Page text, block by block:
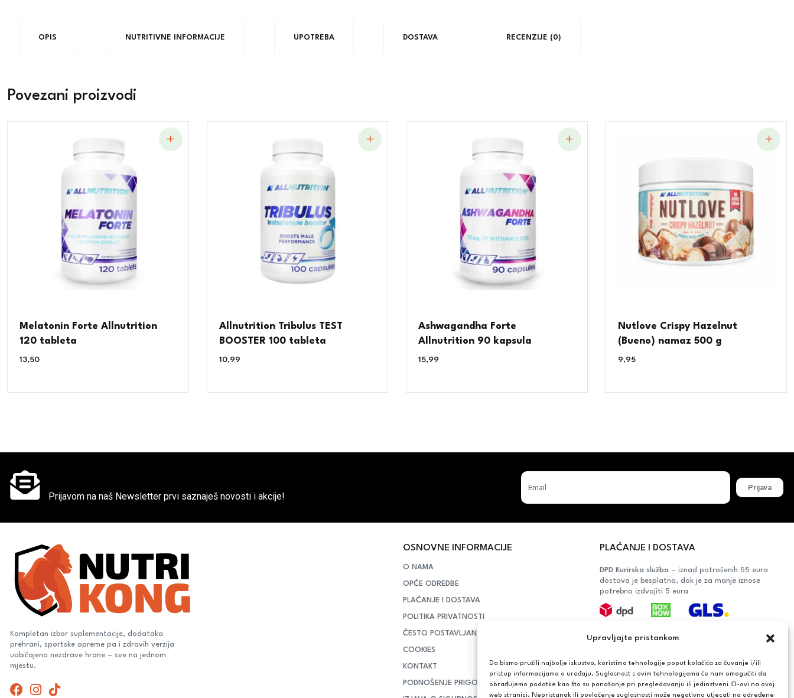
Upravljajte pristankom
Da bismo pružili najbolje iskustvo, koristimo tehnologije poput kolačića za čuvanje i/ili
pristup informacijama o uređaju. Suglasnost s ovim tehnologijama će nam omogućiti da
obrađujemo podatke kao što su ponašanje pri pregledavanju ili jedinstveni ID-ovi na ovoj
web stranici. Nepristanak ili povlačenje suglasnosti može negativno utjecati na određene
OPIS NUTRITIVNE INFORMACIJE UPOTREBA DOSTAVA RECENZIJE (0)
Povezani proizvodi
Melatonin Forte Allnutrition
120 tableta
13,50
Allnutrition Tribulus TEST
BOOSTER 100 tableta
10,99
Ashwagandha Forte
Allnutrition 90 kapsula
15,99
Nutlove Crispy Hazelnut
(Bueno) namaz 500 g
9,95
Prijavom na naš Newsletter prvi saznaješ novosti i akcije!
Prijava
Kompletan izbor suplementacije, dodataka
prehrani, sportske opreme pa i zdravih verzija
uobičajeno nezdrave hrane – sve na jednom
mjestu.
OSNOVNE INFORMACIJE
O NAMA
OPĆE ODREDBE
PLAĆANJE I DOSTAVA
POLITIKA PRIVATNOSTI
ČESTO POSTAVLJANA PITANJA
COOKIES
KONTAKT
PODNOŠENJE PRIGOVORA POTROŠAČA
PLAĆANJE I DOSTAVA
DPD Kurirska služba – iznad potrošenih 55 eura
dostava je besplatna, dok je za manje iznose
potrebno izdvojiti 5 eura
Bankovna transakcija, plaćanje prilikom